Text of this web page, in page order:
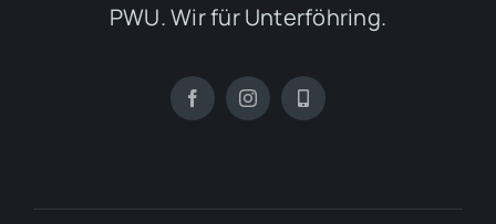
PWU. Wir für Unterföhring.